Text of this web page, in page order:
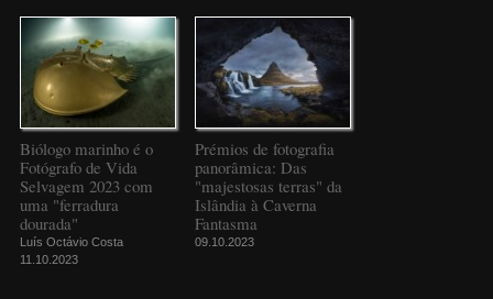
Biólogo marinho é o
Fotógrafo de Vida
Selvagem 2023 com
uma "ferradura
dourada"
Luís Octávio Costa
11.10.2023
Prémios de fotografia
panorâmica: Das
"majestosas terras" da
Islândia à Caverna
Fantasma
09.10.2023